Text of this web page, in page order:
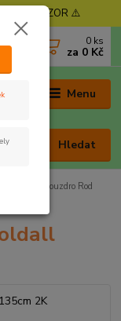
8. - POZOR ⚠️
Menu
Hledat
0 ks
za 0 Kč
Suretti Pouzdro Rod